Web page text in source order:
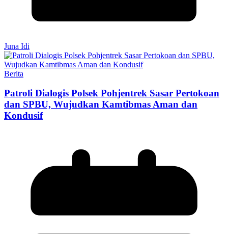
Juna Idi
Berita
Patroli Dialogis Polsek Pohjentrek Sasar Pertokoan
dan SPBU, Wujudkan Kamtibmas Aman dan
Kondusif